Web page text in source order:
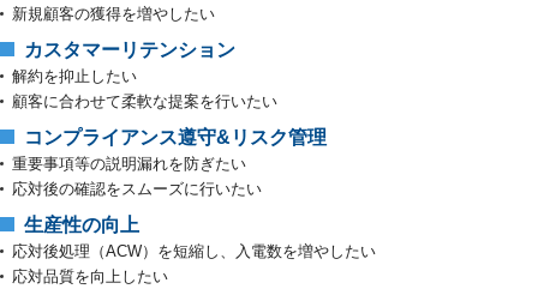
新規顧客の獲得を増やしたい
カスタマーリテンション
解約を抑止したい
顧客に合わせて柔軟な提案を⾏いたい
コンプライアンス遵守&リスク管理
重要事項等の説明漏れを防ぎたい
応対後の確認をスムーズに⾏いたい
生産性の向上
応対後処理（ACW）を短縮し、入電数を増やしたい
応対品質を向上したい